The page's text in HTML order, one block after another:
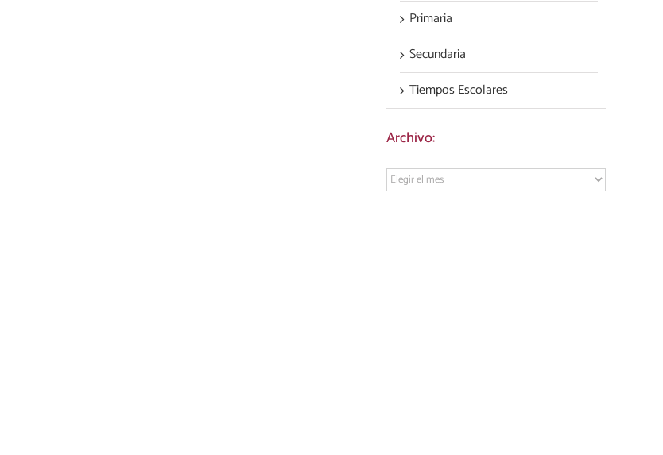
Primaria
Secundaria
Tiempos Escolares
Archivo:
Archivo: